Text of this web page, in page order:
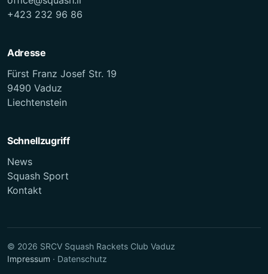
+423 232 96 86
Adresse
Fürst Franz Josef Str. 19
9490 Vaduz
Liechtenstein
Schnellzugriff
News
Squash Sport
Kontakt
© 2026 SRCV Squash Rackets Club Vaduz
Impressum · Datenschutz